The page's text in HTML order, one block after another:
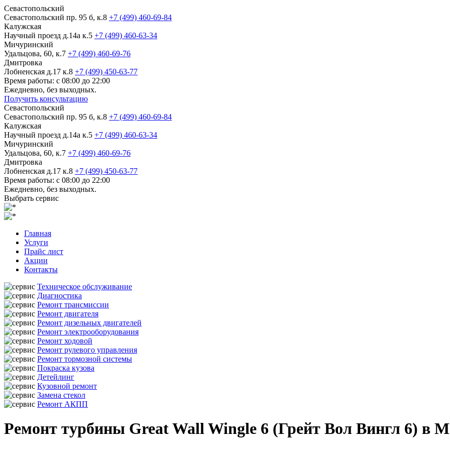
Севастопольский
Севастопольский пр. 95 б, к.8 +7 (499) 460-69-84
Калужская
Научный проезд д.14а к.5 +7 (499) 460-63-34
Мичуринский
Удальцова, 60, к.7 +7 (499) 460-69-76
Дмитровка
Лобненская д.17 к.8 +7 (499) 450-63-77
Время работы: с 08:00 до 22:00
Ежедневно, без выходных.
Получить консультацию
Севастопольский
Севастопольский пр. 95 б, к.8 +7 (499) 460-69-84
Калужская
Научный проезд д.14а к.5 +7 (499) 460-63-34
Мичуринский
Удальцова, 60, к.7 +7 (499) 460-69-76
Дмитровка
Лобненская д.17 к.8 +7 (499) 450-63-77
Время работы: с 08:00 до 22:00
Ежедневно, без выходных.
Выбрать сервис
Главная
Услуги
Прайс лист
Акции
Контакты
Техническое обслуживание
Диагностика
Ремонт трансмиссии
Ремонт двигателя
Ремонт дизельных двигателей
Ремонт электрооборудования
Ремонт ходовой
Ремонт рулевого управления
Ремонт тормозной системы
Покраска кузова
Детейлинг
Кузовной ремонт
Замена стекол
Ремонт АКПП
Ремонт турбины Great Wall Wingle 6 (Грейт Вол Вингл 6) в